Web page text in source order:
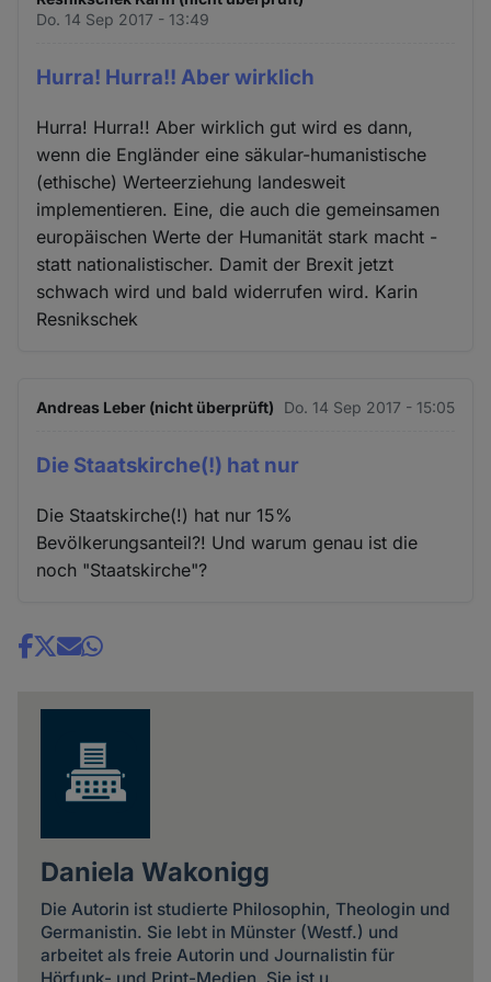
Do. 14 Sep 2017 - 13:49
Hurra! Hurra!! Aber wirklich
Hurra! Hurra!! Aber wirklich gut wird es dann,
wenn die Engländer eine säkular-humanistische
(ethische) Werteerziehung landesweit
implementieren. Eine, die auch die gemeinsamen
europäischen Werte der Humanität stark macht -
statt nationalistischer. Damit der Brexit jetzt
schwach wird und bald widerrufen wird. Karin
Resnikschek
Andreas Leber (nicht überprüft) Do. 14 Sep 2017 - 15:05
Die Staatskirche(!) hat nur
Die Staatskirche(!) hat nur 15%
Bevölkerungsanteil?! Und warum genau ist die
noch "Staatskirche"?
Share
Daniela Wakonigg
Die Autorin ist studierte Philosophin, Theologin und
Germanistin. Sie lebt in Münster (Westf.) und
arbeitet als freie Autorin und Journalistin für